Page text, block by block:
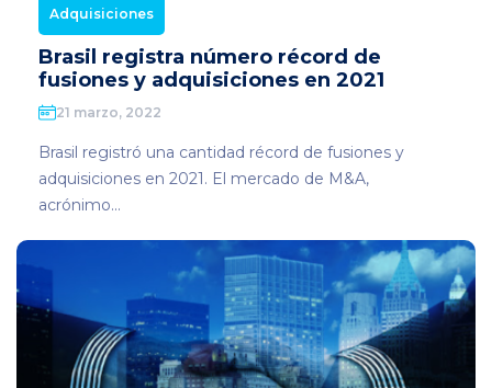
Adquisiciones
Brasil registra número récord de
fusiones y adquisiciones en 2021
21 marzo, 2022
Brasil registró una cantidad récord de fusiones y
adquisiciones en 2021. El mercado de M&A,
acrónimo...